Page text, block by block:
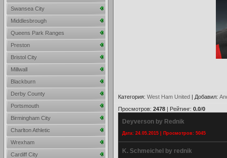
Категория: West Ham United | Добавил:
Просмотров: 2478 | Рейтинг: 0.0/0
Deyverson by Rednik
Дата: 24.05.2015 | Просмотров: 5045
K. Schmeichel by rednik
Swansea City
Middlesbrough
Queens Park Ranges
Preston
Bristol City
Millwall
Blackburn
Derby County
Portsmouth
Birmingham City
Charlton Athletic
Wrexham
Cardiff City